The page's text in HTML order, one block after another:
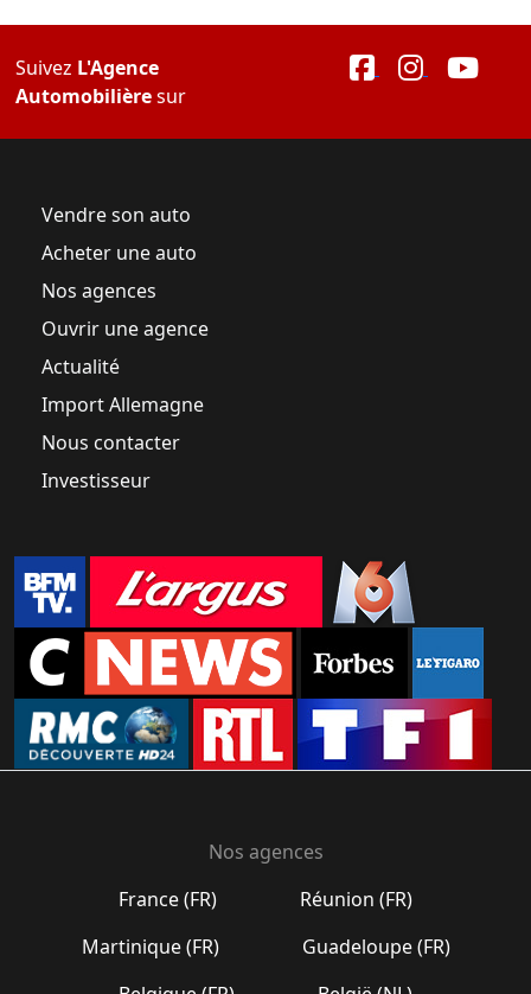
Suivez L'Agence
Automobilièresur
Vendre son auto
Acheter une auto
Nos agences
Ouvrir une agence
Actualité
Import Allemagne
Nous contacter
Investisseur
Nos agences
France (FR)
Réunion (FR)
Martinique (FR)
Guadeloupe (FR)